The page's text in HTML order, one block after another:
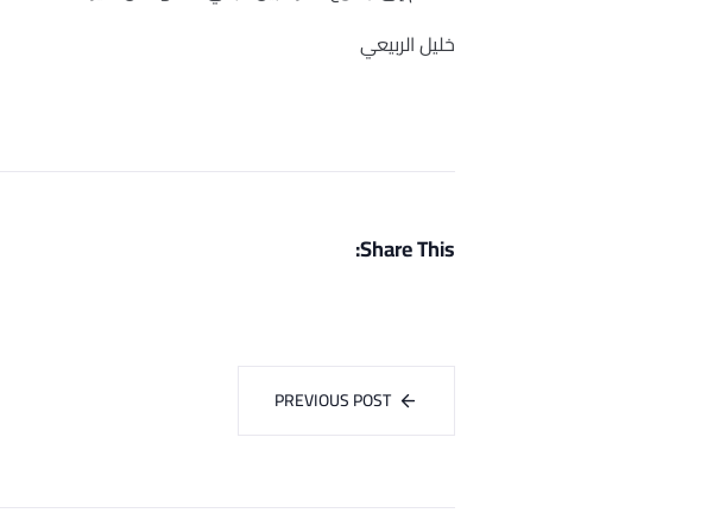
خليل الربيعي
Share This:
PREVIOUS POST